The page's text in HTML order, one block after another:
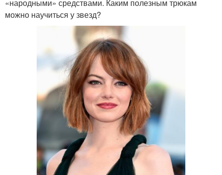
«народными» средствами. Каким полезным трюкам
можно научиться у звезд?